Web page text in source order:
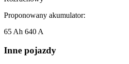
Proponowany akumulator:
65 Ah 640 A
Inne pojazdy